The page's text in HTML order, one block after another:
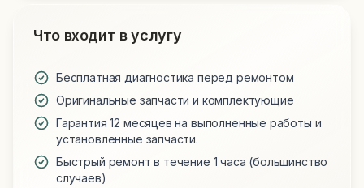
Что входит в услугу
Бесплатная диагностика перед ремонтом
Оригинальные запчасти и комплектующие
Гарантия 12 месяцев на выполненные работы и
установленные запчасти.
Быстрый ремонт в течение 1 часа (большинство
случаев)